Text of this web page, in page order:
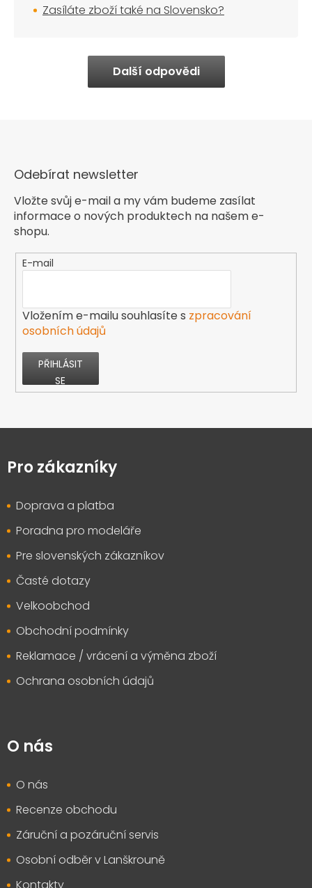
Zasíláte zboží také na Slovensko?
Další odpovědi
Odebírat newsletter
Vložte svůj e-mail a my vám budeme zasílat
informace o nových produktech na našem e-
shopu.
E-mail
Vložením e-mailu souhlasíte s zpracování
osobních údajů
PŘIHLÁSIT
SE
pPro zákazníky
Doprava a platba
Poradna pro modeláře
Pre slovenských zákazníkov
Časté dotazy
Velkoobchod
Obchodní podmínky
Reklamace / vrácení a výměna zboží
Ochrana osobních údajů
O nás
O nás
Recenze obchodu
Záruční a pozáruční servis
Osobní odběr v Lanškrouně